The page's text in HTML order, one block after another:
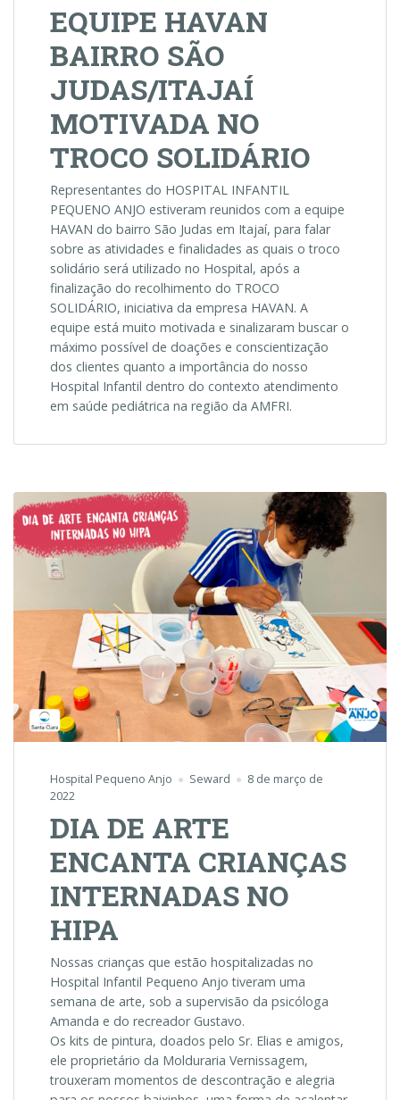
EQUIPE HAVAN
BAIRRO SÃO
JUDAS/ITAJAÍ
MOTIVADA NO
TROCO SOLIDÁRIO
Representantes do HOSPITAL INFANTIL
PEQUENO ANJO estiveram reunidos com a equipe
HAVAN do bairro São Judas em Itajaí, para falar
sobre as atividades e finalidades as quais o troco
solidário será utilizado no Hospital, após a
finalização do recolhimento do TROCO
SOLIDÁRIO, iniciativa da empresa HAVAN. A
equipe está muito motivada e sinalizaram buscar o
máximo possível de doações e conscientização
dos clientes quanto a importância do nosso
Hospital Infantil dentro do contexto atendimento
em saúde pediátrica na região da AMFRI.
Hospital Pequeno Anjo Seward
8 de março de
2022
DIA DE ARTE
ENCANTA CRIANÇAS
INTERNADAS NO
HIPA
Nossas crianças que estão hospitalizadas no
Hospital Infantil Pequeno Anjo tiveram uma
semana de arte, sob a supervisão da psicóloga
Amanda e do recreador Gustavo.
Os kits de pintura, doados pelo Sr. Elias e amigos,
ele proprietário da Molduraria Vernissagem,
trouxeram momentos de descontração e alegria